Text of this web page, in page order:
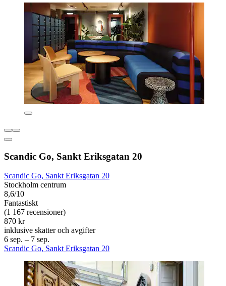
Scandic Go, Sankt Eriksgatan 20
Scandic Go, Sankt Eriksgatan 20
Stockholm centrum
8,6/10
Fantastiskt
(1 167 recensioner)
870 kr
inklusive skatter och avgifter
6 sep. – 7 sep.
Scandic Go, Sankt Eriksgatan 20